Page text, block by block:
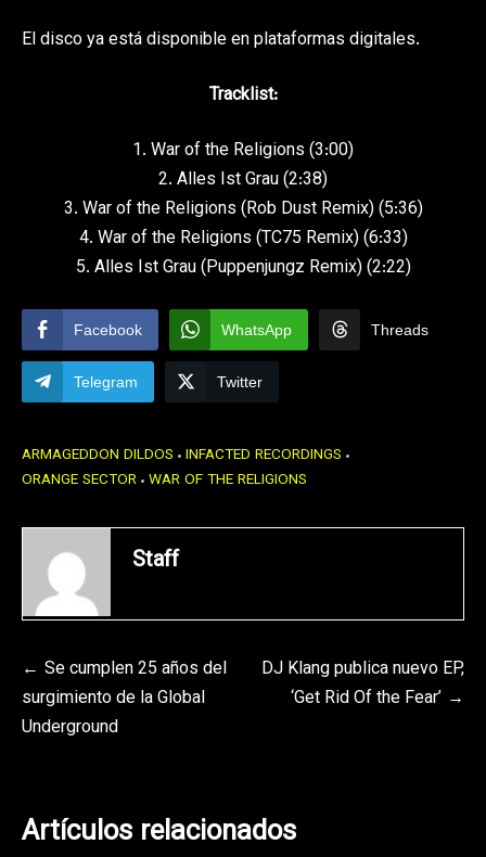
El disco ya está disponible en plataformas digitales.
Tracklist:
1. War of the Religions (3:00)
2. Alles Ist Grau (2:38)
3. War of the Religions (Rob Dust Remix) (5:36)
4. War of the Religions (TC75 Remix) (6:33)
5. Alles Ist Grau (Puppenjungz Remix) (2:22)
Facebook WhatsApp Threads
Telegram Twitter
ARMAGEDDON DILDOS INFACTED RECORDINGS
ORANGE SECTOR WAR OF THE RELIGIONS
Staff
Navegación
de
Se cumplen 25 años del
surgimiento de la Global
Underground
DJ Klang publica nuevo EP,
‘Get Rid Of the Fear’
Artículos relacionados